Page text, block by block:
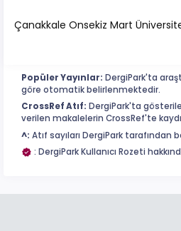
Çanakkale Onsekiz Mart
Popüler Yayınlar: DergiPark'ta
göre otomatik belirlenmektedir.
CrossRef Atıf: DergiPark'ta
verilen makalelerin CrossRef'te
^: Atıf sayıları DergiPark
: DergiPark Kullanıcı Rozeti